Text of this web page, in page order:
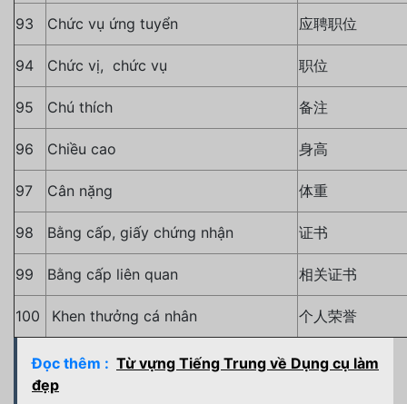
93 Chức vụ ứng tuyển 应聘职位
94 Chức vị, chức vụ 职位
95 Chú thích 备注
96 Chiều cao 身高
97 Cân nặng 体重
98 Bằng cấp, giấy chứng nhận 证书
99 Bằng cấp liên quan 相关证书
100 Khen thưởng cá nhân 个人荣誉
Đọc thêm : Từ vựng Tiếng Trung về Dụng cụ làm
đẹp